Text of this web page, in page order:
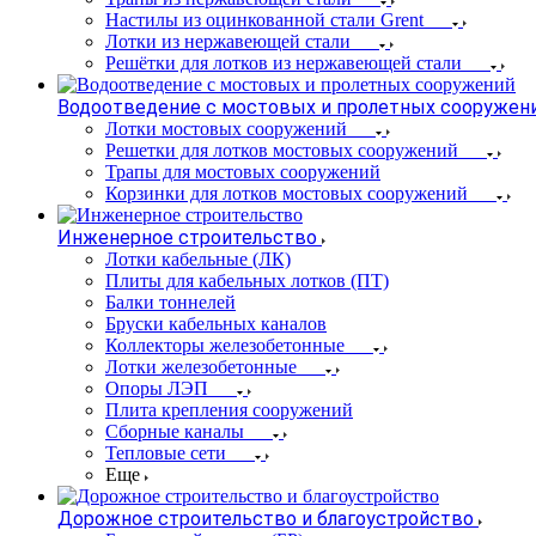
Настилы из оцинкованной стали Grent
Лотки из нержавеющей стали
Решётки для лотков из нержавеющей стали
Водоотведение с мостовых и пролетных
Лотки мостовых сооружений
Решетки для лотков мостовых сооружений
Трапы для мостовых сооружений
Корзинки для лотков мостовых сооружений
Инженерное строительство
Лотки кабельные (ЛК)
Плиты для кабельных лотков (ПТ)
Балки тоннелей
Бруски кабельных каналов
Коллекторы железобетонные
Лотки железобетонные
Опоры ЛЭП
Плита крепления сооружений
Сборные каналы
Тепловые сети
Еще
Дорожное строительство и благоустройство